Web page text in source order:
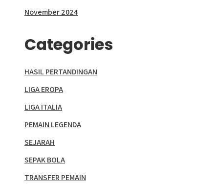
November 2024
Categories
HASIL PERTANDINGAN
LIGA EROPA
LIGA ITALIA
PEMAIN LEGENDA
SEJARAH
SEPAK BOLA
TRANSFER PEMAIN